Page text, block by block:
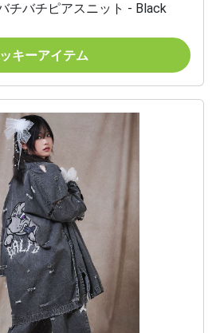
チバチピアスニット - Black
キーアイテム